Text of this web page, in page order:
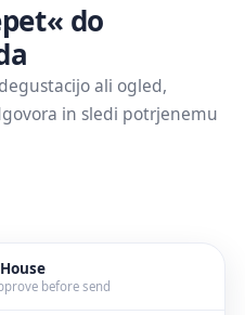
do
ali ogled,
in sledi potrjenemu
before send